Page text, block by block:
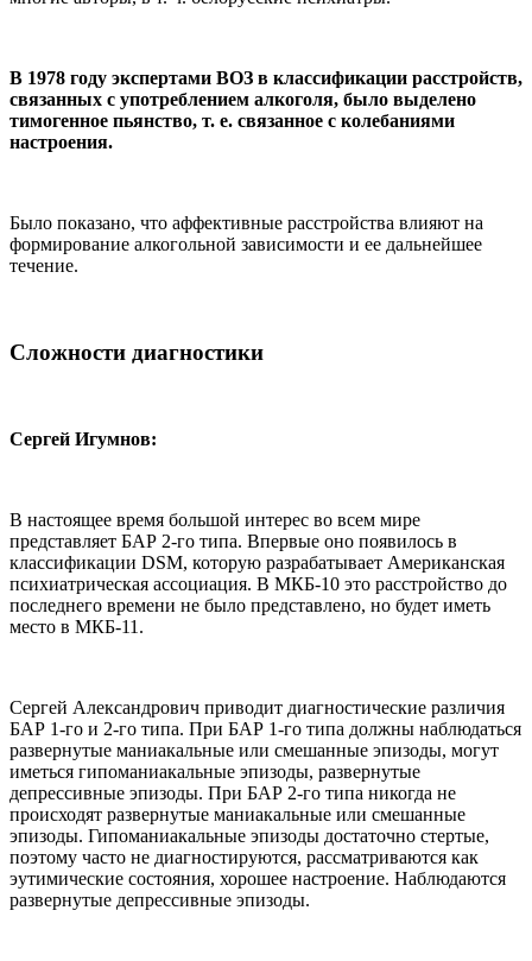
В 1978 году экспертами ВОЗ в классификации расстройств,
связанных с употреблением алкоголя, было выделено
тимогенное пьянство, т. е. связанное с колебаниями
настроения.
Было показано, что аффективные расстройства влияют на
формирование алкогольной зависимости и ее дальнейшее
течение.
Сложности диагностики
Сергей Игумнов:
В настоящее время большой интерес во всем мире
представляет БАР 2-го типа. Впервые оно появилось в
классификации DSM, которую разрабатывает Американская
психиатрическая ассоциация. В МКБ-10 это расстройство до
последнего времени не было представлено, но будет иметь
место в МКБ-11.
Сергей Александрович приводит диагностические различия
БАР 1-го и 2-го типа. При БАР 1-го типа должны наблюдаться
развернутые маниакальные или смешанные эпизоды, могут
иметься гипоманиакальные эпизоды, развернутые
депрессивные эпизоды. При БАР 2-го типа никогда не
происходят развернутые маниакальные или смешанные
эпизоды. Гипоманиакальные эпизоды достаточно стертые,
поэтому часто не диагностируются, рассматриваются как
эутимические состояния, хорошее настроение. Наблюдаются
развернутые депрессивные эпизоды.